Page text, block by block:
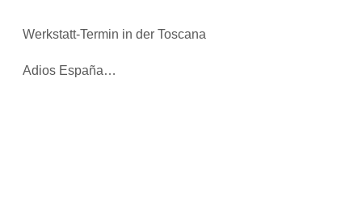
Werkstatt-Termin in der Toscana
Adios España…